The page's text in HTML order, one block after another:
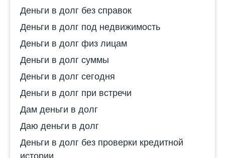
Деньги в долг без справок
Деньги в долг под недвижимость
Деньги в долг физ лицам
Деньги в долг суммы
Деньги в долг сегодня
Деньги в долг при встречи
Дам деньги в долг
Даю деньги в долг
Деньги в долг без проверки кредитной